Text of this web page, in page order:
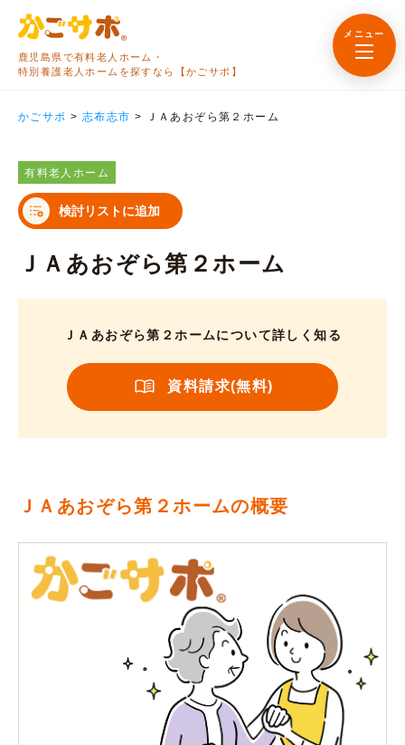
鹿児島県で有料老人ホーム・
特別養護老人ホームを探すなら【かごサポ】
メニュー
かごサポ > 志布志市 > ＪＡあおぞら第２ホーム
有料老人ホーム
検討リストに追加
ＪＡあおぞら第２ホーム
ＪＡあおぞら第２ホームについて詳しく知る
資料請求(無料)
ＪＡあおぞら第２ホームの概要